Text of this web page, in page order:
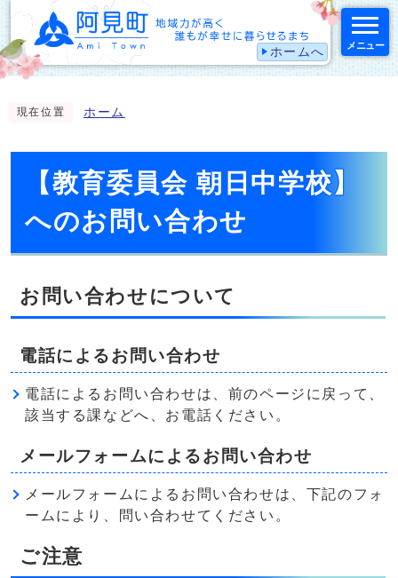
ホームへ メニュー
現在位置 ホーム
【教育委員会 朝日中学校】
へのお問い合わせ
お問い合わせについて
電話によるお問い合わせ
電話によるお問い合わせは、前のページに戻って、
該当する課などへ、お電話ください。
メールフォームによるお問い合わせ
メールフォームによるお問い合わせは、下記のフォ
ームにより、問い合わせてください。
ご注意